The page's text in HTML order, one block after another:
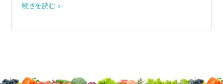
は世界的に分布し、形態的には区別できませんが、寄主植
続きを読む »